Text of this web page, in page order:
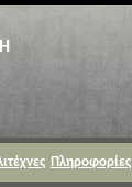
Πληροφορίες